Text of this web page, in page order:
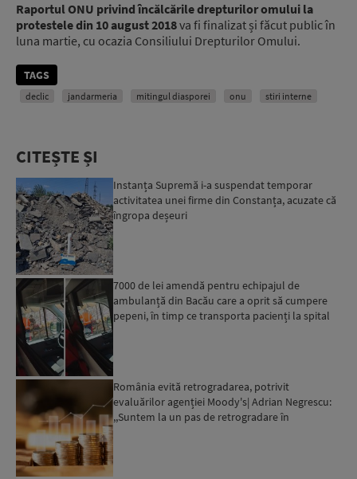
Raportul ONU privind încălcările drepturilor omului la
protestele din 10 august 2018va fi finalizat și făcut public în
luna martie, cu ocazia Consiliului Drepturilor Omului.
TAGS
declic jandarmeria mitingul diasporei onu stiri interne
CITEȘTE ȘI
Instanța Supremă i-a suspendat temporar
activitatea unei firme din Constanța, acuzate că
îngropa deșeuri
7000 de lei amendă pentru echipajul de
ambulanță din Bacău care a oprit să cumpere
pepeni, în timp ce transporta pacienți la spital
România evită retrogradarea, potrivit
evaluărilor agenției Moody's| Adrian Negrescu:
,,Suntem la un pas de retrogradare în